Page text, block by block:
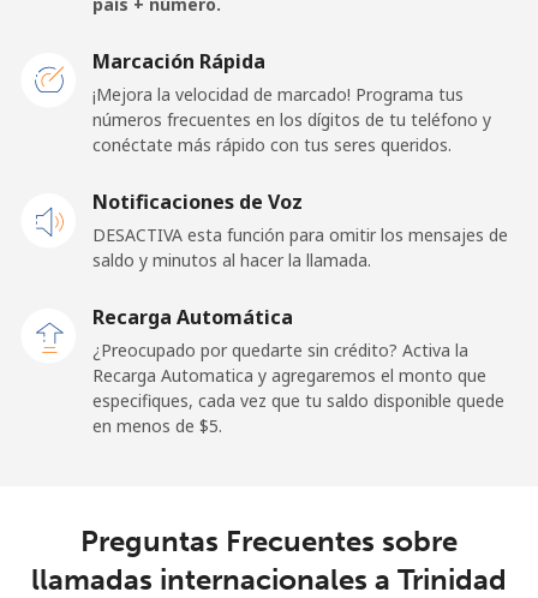
Togo
Línea fija ⁦57.5¢⁩ 17 min por ⁦$10⁩ -
Tokelau
country
⁦316.9¢⁩
Tonga
Trinidad And Tobago
Marcación Rápida
¡Mejora la velocidad de marcado! Programa tus
números frecuentes en los dígitos de tu teléfono y
conéctate más rápido con tus seres queridos.
Notificaciones de Voz
DESACTIVA esta función para omitir los mensajes de
saldo y minutos al hacer la llamada.
Recarga Automática
¿Preocupado por quedarte sin crédito? Activa la
Recarga Automatica y agregaremos el monto que
especifiques, cada vez que tu saldo disponible quede
en menos de ⁦$5⁩.
Preguntas Frecuentes sobre
llamadas internacionales a Trinidad